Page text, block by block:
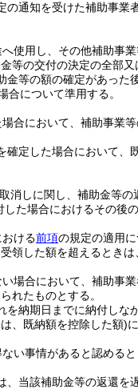
通知を受けた補助事業
使用し、その他補助事
等の交付の決定の全部又
等の額の確定があった
合について準用する。
合において、補助事業
定した場合において
消しに関し、補助金等
した場合におけるその後
ける前項の規定の適用
領した額を超えるとき
場合において、補助事
れたものとする。
納期日までに納付し
、既納額を控除した額)
い事情があると認める
、当該補助金等の返還